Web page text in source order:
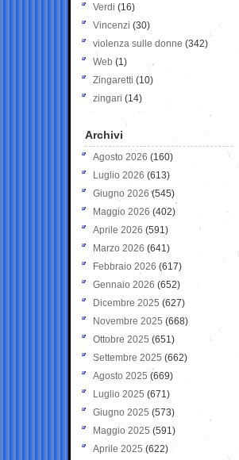
Verdi (16)
Vincenzi (30)
violenza sulle donne (342)
Web (1)
Zingaretti (10)
zingari (14)
Archivi
Agosto 2026 (160)
Luglio 2026 (613)
Giugno 2026 (545)
Maggio 2026 (402)
Aprile 2026 (591)
Marzo 2026 (641)
Febbraio 2026 (617)
Gennaio 2026 (652)
Dicembre 2025 (627)
Novembre 2025 (668)
Ottobre 2025 (651)
Settembre 2025 (662)
Agosto 2025 (669)
Luglio 2025 (671)
Giugno 2025 (573)
Maggio 2025 (591)
Aprile 2025 (622)